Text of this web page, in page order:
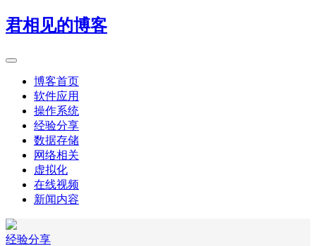
君相见的博客
博客首页
软件应用
操作系统
经验分享
数据存储
网络相关
虚拟化
在线视频
新闻内容
经验分享